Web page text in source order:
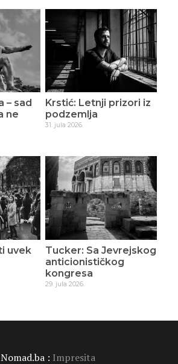
– sad
ne
Krstić: Letnji prizori iz
podzemlja
31. jula 2026.
uvek
Tucker: Sa Jevrejskog
anticionističkog
kongresa
29. jula 2026.
: Impresita